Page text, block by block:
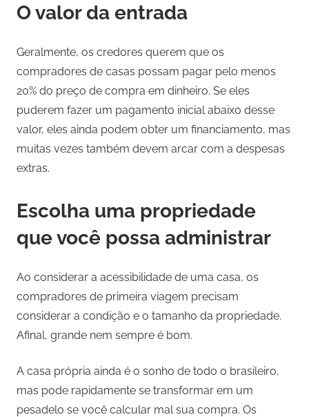
O valor da entrada
Geralmente, os credores querem que os
compradores de casas possam pagar pelo menos
20% do preço de compra em dinheiro. Se eles
puderem fazer um pagamento inicial abaixo desse
valor, eles ainda podem obter um financiamento, mas
muitas vezes também devem arcar com a despesas
extras.
Escolha uma propriedade
que você possa administrar
Ao considerar a acessibilidade de uma casa, os
compradores de primeira viagem precisam
considerar a condição e o tamanho da propriedade.
Afinal, grande nem sempre é bom.
A casa própria ainda é o sonho de todo o brasileiro,
mas pode rapidamente se transformar em um
pesadelo se você calcular mal sua compra. Os